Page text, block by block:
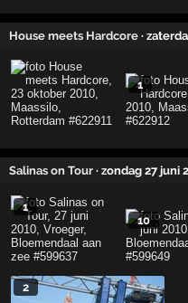
House meets Hardcore ·
1
Salinas on Tour · zondag 27 juni
1
10
2